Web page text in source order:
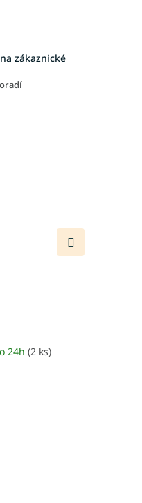
zákaznické
24h (2 ks)
Další
produkt